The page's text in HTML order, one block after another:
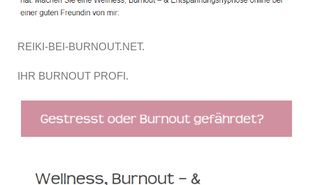
REIKI-BEI-BURNOUT.NET.
IHR BURNOUT PROFI.